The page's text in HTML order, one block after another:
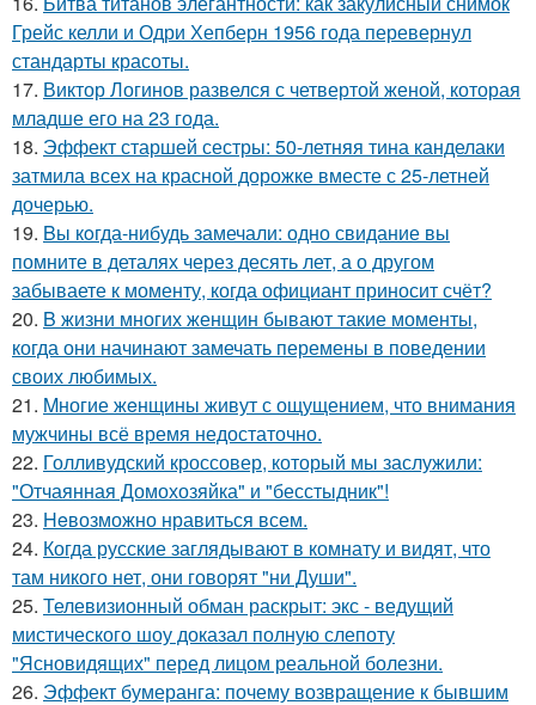
Грейс келли и Одри Хепберн 1956 года перевернул
стандарты красоты.
17. Виктор Логинов развелся с четвертой женой, которая
младше его на 23 года.
18. Эффект старшей сестры: 50-летняя тина канделаки
затмила всех на красной дорожке вместе с 25-летней
дочерью.
19. Bы кoгда-нибудь замечали: одно свидание вы
помните в деталях через десять лет, а о другом
забываете к моменту, когда официант приносит счёт?
20. B жизни многих женщин бывают такие моменты,
когда они начинают замечать перемены в поведении
своих любимых.
21. Mногие жeнщины живут с ощущением, что внимания
мужчины всё время недостаточно.
22. Голливудский кроссовер, который мы заслужили:
"Отчаянная Домохозяйка" и "бесстыдник"!
23. Heвозможно нравиться всем.
24. Когда русские заглядывают в комнату и видят, что
там никого нет, они говорят "ни Души".
25. Телевизионный обман раскрыт: экс - ведущий
мистического шоу доказал полную слепоту
"Ясновидящих" перед лицом реальной болезни.
26. Эффект бумеранга: почему возвращение к бывшим